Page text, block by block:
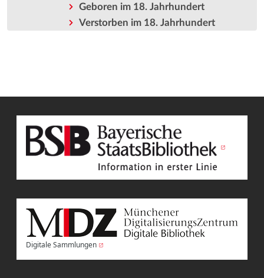
Geboren im 18. Jahrhundert
Verstorben im 18. Jahrhundert
Digitale Sammlungen